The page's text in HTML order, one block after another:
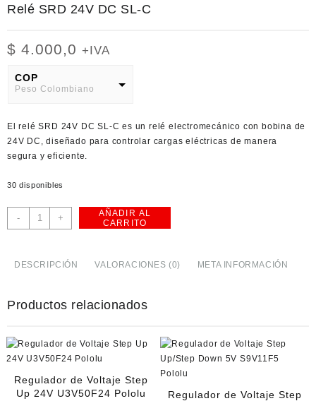
Relé SRD 24V DC SL-C
$ 4.000,0 +IVA
COP
Peso Colombiano
American Dollar
Elrelé SRD 24V DC SL-C es un relé electromecánico con bobina de
24V DC, diseñado para controlar cargas eléctricas de manera
segura y eficiente.
30 disponibles
-
Relé
SRD
cantidad
+
AÑADIR AL
CARRITO
DESCRIPCIÓN VALORACIONES (0) META INFORMACIÓN
Productos relacionados
Regulador de Voltaje Step
Up 24V U3V50F24 Pololu
Regulador de Voltaje Step